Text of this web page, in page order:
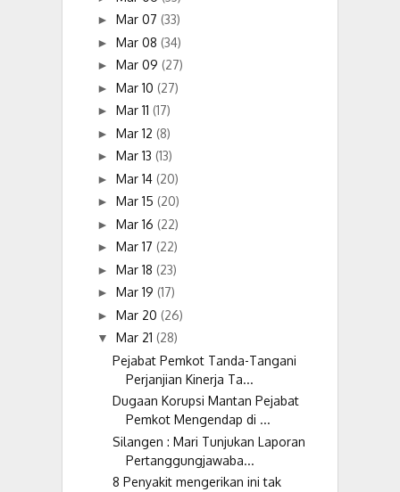
► Mar 07 (33)
► Mar 08 (34)
► Mar 09 (27)
► Mar 10 (27)
► Mar 11 (17)
► Mar 12 (8)
► Mar 13 (13)
► Mar 14 (20)
► Mar 15 (20)
► Mar 16 (22)
► Mar 17 (22)
► Mar 18 (23)
► Mar 19 (17)
► Mar 20 (26)
▼ Mar 21 (28)
Pejabat Pemkot Tanda-Tangani
Perjanjian Kinerja Ta...
Dugaan Korupsi Mantan Pejabat
Pemkot Mengendap di ...
Silangen : Mari Tunjukan Laporan
Pertanggungjawaba...
8 Penyakit mengerikan ini tak